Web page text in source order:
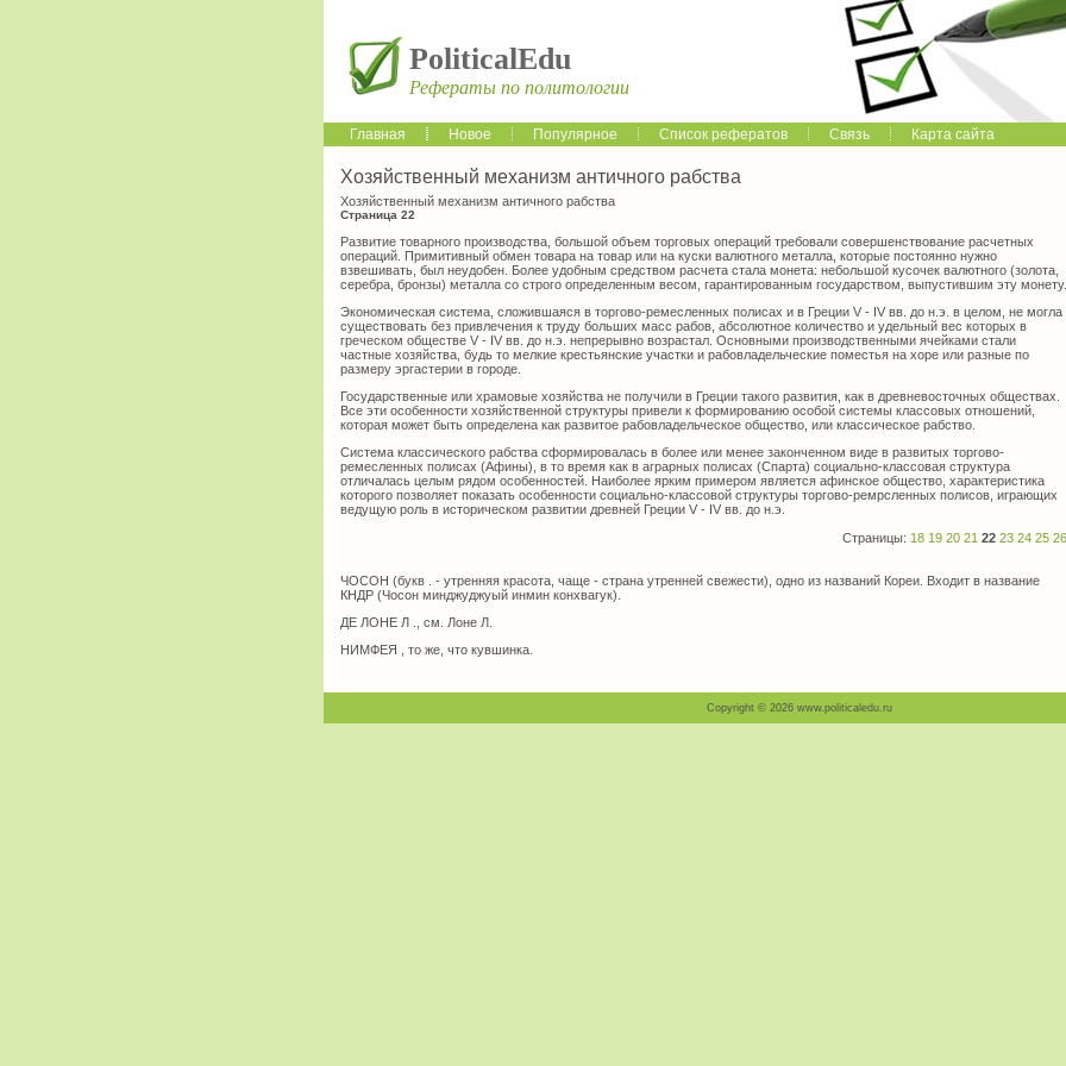
PoliticalEdu
Рефераты по политологии
Главная Новое Популярное Список рефератов Связь Карта сайта
Хозяйственный механизм античного рабства
Хозяйственный механизм античного рабства
Страница 22
Развитие товарного производства, большой объем торговых операций требовали совершенствование расчетных
операций. Примитивный обмен товара на товар или на куски валютного металла, которые постоянно нужно
взвешивать, был неудобен. Более удобным средством расчета стала монета: небольшой кусочек валютного (золота,
серебра, бронзы) металла со строго определенным весом, гарантированным государством, выпустившим эту монету.
Экономическая система, сложившаяся в торгово-ремесленных полисах и в Греции V - IV вв. до н.э. в целом, не могла
существовать без привлечения к труду больших масс рабов, абсолютное количество и удельный вес которых в
греческом обществе V - IV вв. до н.э. непрерывно возрастал. Основными производственными ячейками стали
частные хозяйства, будь то мелкие крестьянские участки и рабовладельческие поместья на хоре или разные по
размеру эргастерии в городе.
Государственные или храмовые хозяйства не получили в Греции такого развития, как в древневосточных обществах.
Все эти особенности хозяйственной структуры привели к формированию особой системы классовых отношений,
которая может быть определена как развитое рабовладельческое общество, или классическое рабство.
Система классического рабства сформировалась в более или менее законченном виде в развитых торгово-
ремесленных полисах (Афины), в то время как в аграрных полисах (Спарта) социально-классовая структура
отличалась целым рядом особенностей. Наиболее ярким примером является афинское общество, характеристика
которого позволяет показать особенности социально-классовой структуры торгово-ремрсленных полисов, играющих
ведущую роль в историческом развитии древней Греции V - IV вв. до н.э.
Страницы: 18 19 20 21 22 23 24 25 26
ЧОСОН (букв . - утренняя красота, чаще - страна утренней свежести), одно из названий Кореи. Входит в название
КНДР (Чосон минджуджуый инмин конхвагук).
ДЕ ЛОНЕ Л ., см. Лоне Л.
НИМФЕЯ , то же, что кувшинка.
Copyright © 2026 www.politicaledu.ru